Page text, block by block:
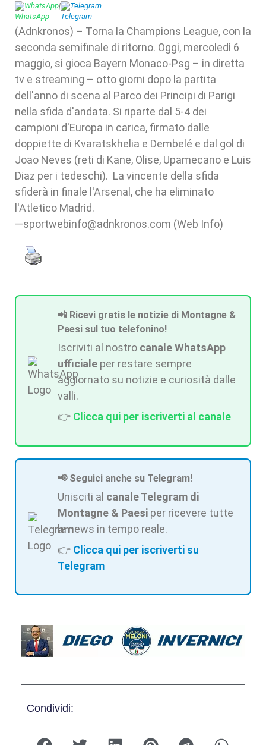
WhatsApp| Telegram
(Adnkronos) – Torna la Champions League, con la
seconda semifinale di ritorno. Oggi, mercoledì 6
maggio, si gioca Bayern Monaco-Psg – in diretta
tv e streaming – otto giorni dopo la partita
dell'anno di scena al Parco dei Principi di Parigi
nella sfida d'andata. Si riparte dal 5-4 dei
campioni d'Europa in carica, firmato dalle
doppiette di Kvaratskhelia e Dembelé e dal gol di
Joao Neves (reti di Kane, Olise, Upamecano e Luis
Diaz per i tedeschi). La vincente della sfida
sfiderà in finale l'Arsenal, che ha eliminato
l'Atletico Madrid.
—sportwebinfo@adnkronos.com (Web Info)
📲 Ricevi gratis le notizie di Montagne &
Paesi sul tuo telefonino!
Iscriviti al nostro canale WhatsApp
ufficiale per restare sempre
aggiornato su notizie e curiosità dalle
valli.
👉 Clicca qui per iscriverti al canale
📢 Seguici anche su Telegram!
Unisciti al canale Telegram di
Montagne & Paesi per ricevere tutte
le news in tempo reale.
👉 Clicca qui per iscriverti su
Telegram
Condividi: